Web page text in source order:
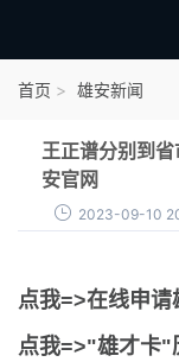
首页 雄安新闻
王正谱分别到
安官网
2023-09-10
点我=>在线申请
点我=>"雄才卡"